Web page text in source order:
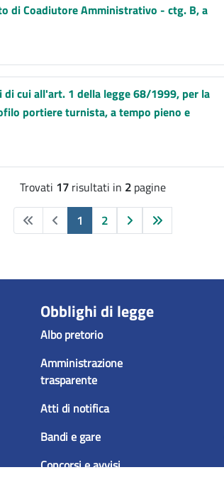
di Coadiutore Amministrativo - ctg. B, a
cui all'art. 1 della legge 68/1999, per la
portiere turnista, a tempo pieno e
Trovati 17 risultati in 2 pagine
PreviousPagina precedente
1 2 Pagina successiva
Obblighi di legge
Albo pretorio
Amministrazione
trasparente
Atti di notifica
Bandi e gare
Concorsi e avvisi